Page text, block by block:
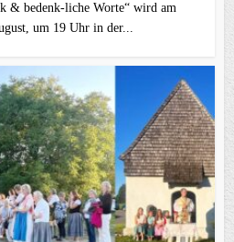
& bedenk-liche Worte“ wird am
um 19 Uhr in der...